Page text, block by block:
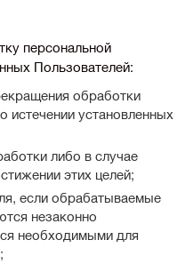
персональной
Пользователей:
обработки
истечении установленных
либо в случае
этих целей;
если обрабатываемые
незаконно
необходимыми для